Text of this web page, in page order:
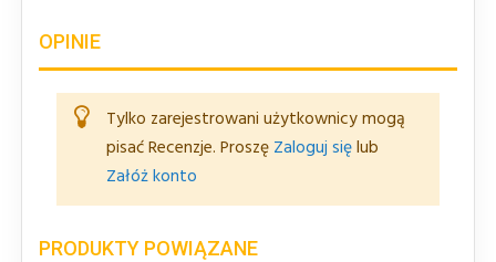
OPINIE
Tylko zarejestrowani użytkownicy mogą
pisać Recenzje. Proszę Zaloguj sięlub
Załóż konto
PRODUKTY POWIĄZANE